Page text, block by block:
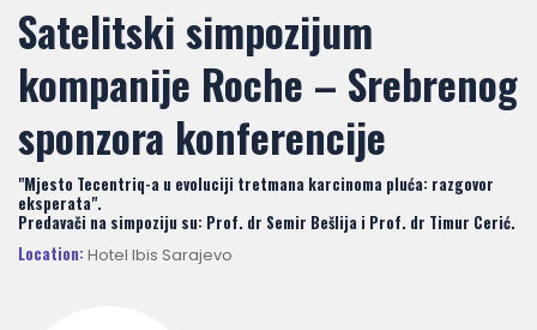
Satelitski simpozijum
kompanije Roche – Srebrenog
sponzora konferencije
"Mjesto Tecentriq-a u evoluciji tretmana karcinoma pluća: razgovor
eksperata".
Predavači na simpoziju su: Prof. dr Semir Bešlija i Prof. dr Timur Cerić.
Location: Hotel Ibis Sarajevo